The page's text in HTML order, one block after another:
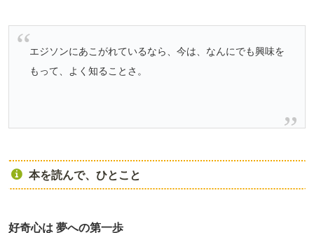
エジソンにあこがれているなら、今は、なんにでも興味を
もって、よく知ることさ。
本を読んで、ひとこと
好奇心は 夢への第一歩